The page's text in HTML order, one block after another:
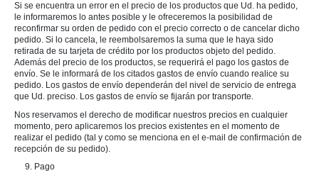
Si se encuentra un error en el precio de los productos que Ud. ha pedido,
le informaremos lo antes posible y le ofreceremos la posibilidad de
reconfirmar su orden de pedido con el precio correcto o de cancelar dicho
pedido. Si lo cancela, le reembolsaremos la suma que le haya sido
retirada de su tarjeta de crédito por los productos objeto del pedido.
Además del precio de los productos, se requerirá el pago los gastos de
envío. Se le informará de los citados gastos de envío cuando realice su
pedido. Los gastos de envío dependerán del nivel de servicio de entrega
que Ud. preciso. Los gastos de envío se fijarán por transporte.
Nos reservamos el derecho de modificar nuestros precios en cualquier
momento, pero aplicaremos los precios existentes en el momento de
realizar el pedido (tal y como se menciona en el e-mail de confirmación de
recepción de su pedido).
9. Pago